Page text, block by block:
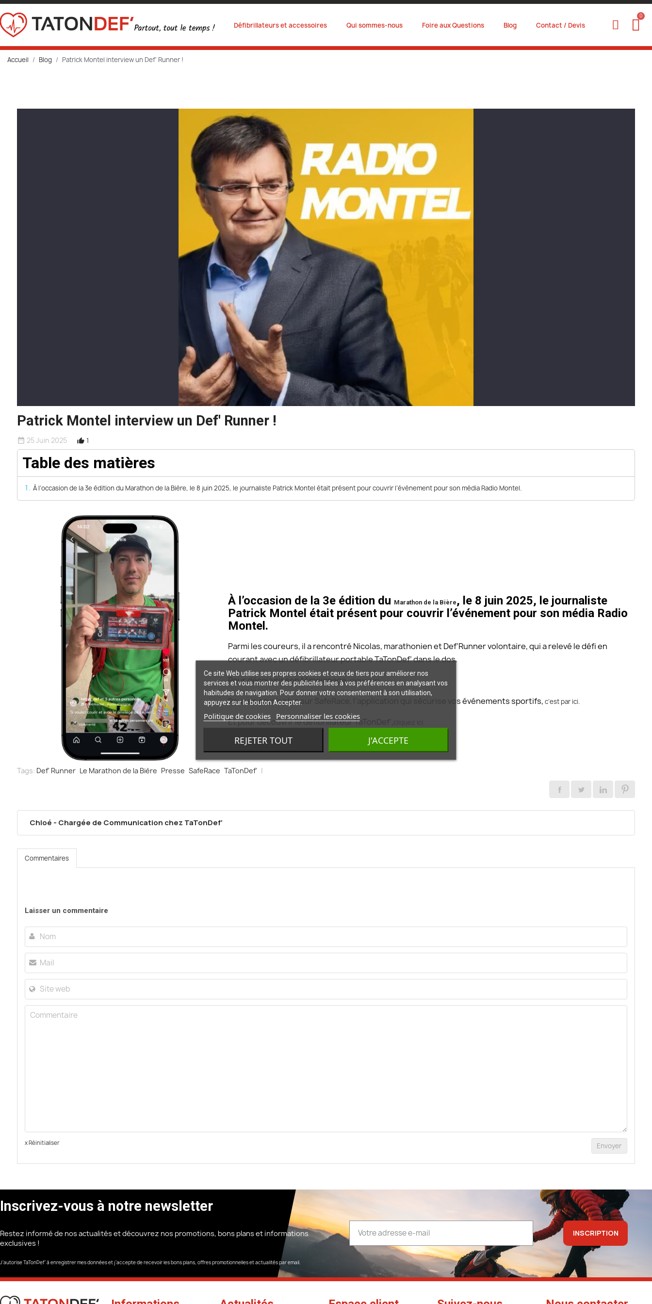
Défibrillateurs et accessoires Qui sommes-nous Foire aux Questions Blog Contact / Devis
Accueil Blog Patrick Montel interview un Def' Runner !
Patrick Montel interview un Def' Runner !
date_range 25 Juin 2025 thumb_up_alt 1
Table des matières
À l’occasion de la 3e édition du Marathon de la Bière, le 8 juin 2025, le journaliste Patrick Montel était présent pour couvrir l’événement pour son média Radio Montel.
À l’occasion de la 3e édition du Marathon de la Bière , le 8 juin 2025, le journaliste
Patrick Montel était présent pour couvrir l’événement pour son média Radio
Montel.
Parmi les coureurs, il a rencontré Nicolas, marathonien et Def’Runner volontaire, qui a relevé le défi en
courant avec un défibrillateur portable TaTonDef’ dans le dos.
Pour découvrir son témoignage,cliquez ici.
Pour en savoir plus sur SafeRace, l’application qui sécurise vos événements sportifs, c’est par ici.
Et pour découvrir le défibrillateur TaTonDef’,
Tags: Def' Runner Le Marathon de la Bière Presse SafeRace TaTonDef' |
Chloé - Chargée de Communication chez TaTonDef'
Commentaires
Laisser un commentaire
x Réinitialiser Envoyer
Inscrivez-vous à notre newsletter
Restez informé de nos actualités et découvrez nos promotions, bons plans et informations
exclusives !
J’autorise TaTonDef’ à enregistrer mes données et j’accepte de recevoir les bons plans, offres promotionnelles et actualités par email.
INSCRIPTION
Ce site Web utilise ses propres cookies et ceux de tiers pour améliorer nos
services et vous montrer des publicités liées à vos préférences en analysant vos
habitudes de navigation. Pour donner votre consentement à son utilisation,
appuyez sur le bouton Accepter.
Politique de cookies Personnaliser les cookies
REJETER TOUT J'ACCEPTE